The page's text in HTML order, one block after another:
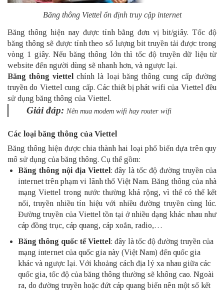
Băng thông Viettel ổn định truy cập internet
Băng thông hiện nay được tính bằng đơn vị bit/giây. Tốc độ
băng thông sẽ được tính theo số lượng bit truyền tải được trong
vòng 1 giây. Nếu băng thông lớn thì tốc độ truyền dữ liệu từ
website đến người dùng sẽ nhanh hơn, và ngược lại.
Băng thông viettel chính là loại băng thông cung cấp đường
truyền do Viettel cung cấp. Các thiết bị phát wifi của Viettel đều
sử dụng băng thông của Viettel.
Giải đáp: Nên mua modem wifi hay router wifi
Các loại băng thông của Viettel
Băng thông hiện được chia thành hai loại phổ biến dựa trên quy
mô sử dụng của băng thông. Cụ thể gồm:
Băng thông nội địa Viettel : đây là tốc độ đường truyền của
internet trên phạm vi lãnh thổ Việt Nam. Băng thông của nhà
mạng Viettel trong nước thường khá rộng, vì thế có thể kết
nối, truyền nhiều tín hiệu với nhiều đường truyền cùng lúc.
Đường truyền của Viettel tồn tại ở nhiều dạng khác nhau như
cáp đồng trục, cáp quang, cáp xoắn, radio,…
Băng thông quốc tế Viettel : đây là tốc độ đường truyền của
mạng internet của quốc gia này (Việt Nam) đến quốc gia
khác và ngược lại. Với khoảng cách địa lý xa nhau giữa các
quốc gia, tốc độ của băng thông thường sẽ không cao. Ngoài
ra, do đường truyền hoặc đứt cáp quang biển nên một số kết